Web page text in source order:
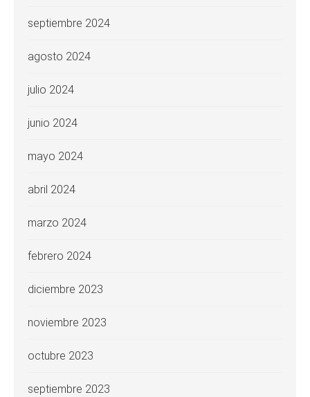
septiembre 2024
agosto 2024
julio 2024
junio 2024
mayo 2024
abril 2024
marzo 2024
febrero 2024
diciembre 2023
noviembre 2023
octubre 2023
septiembre 2023